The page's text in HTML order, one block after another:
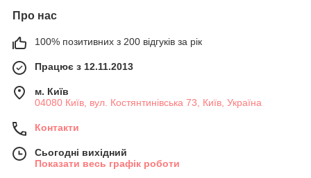
Про нас
100% позитивних з 200 відгуків за рік
Працює з 12.11.2013
м. Київ
04080 Київ, вул. Костянтинівська 73, Київ, Україна
Контакти
Сьогодні вихідний
Показати весь графік роботи